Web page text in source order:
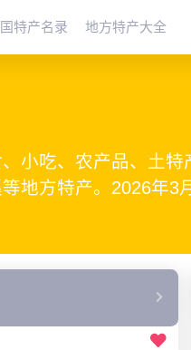
特产名录 地方特产大全
小吃、农产品、土
地方特产。2026年3